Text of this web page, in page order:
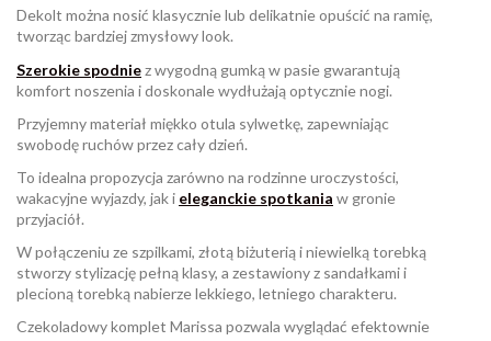
Dekolt można nosić klasycznie lub delikatnie opuścić na ramię,
tworząc bardziej zmysłowy look.
Szerokie spodniez wygodną gumką w pasie gwarantują
komfort noszenia i doskonale wydłużają optycznie nogi.
Przyjemny materiał miękko otula sylwetkę, zapewniając
swobodę ruchów przez cały dzień.
To idealna propozycja zarówno na rodzinne uroczystości,
wakacyjne wyjazdy, jak i eleganckie spotkania w gronie
przyjaciół.
W połączeniu ze szpilkami, złotą biżuterią i niewielką torebką
stworzy stylizację pełną klasy, a zestawiony z sandałkami i
plecioną torebką nabierze lekkiego, letniego charakteru.
Czekoladowy komplet Marissa pozwala wyglądać efektownie